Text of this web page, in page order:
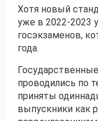
Хотя новый
уже в 2022-2023
госэкзаменов,
года.
проводились по
приняты
выпускники как
Даю
данныхиe-